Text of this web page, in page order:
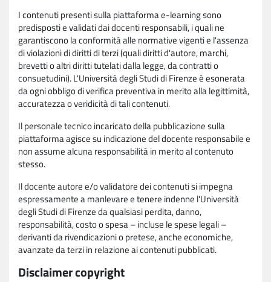
I contenuti presenti sulla piattaforma e-learning sono
predisposti e validati dai docenti responsabili, i quali ne
garantiscono la conformità alle normative vigenti e l'assenza
di violazioni di diritti di terzi (quali diritti d'autore, marchi,
brevetti o altri diritti tutelati dalla legge, da contratti o
consuetudini). L'Università degli Studi di Firenze è esonerata
da ogni obbligo di verifica preventiva in merito alla legittimità,
accuratezza o veridicità di tali contenuti.
Il personale tecnico incaricato della pubblicazione sulla
piattaforma agisce su indicazione del docente responsabile e
non assume alcuna responsabilità in merito al contenuto
stesso.
Il docente autore e/o validatore dei contenuti si impegna
espressamente a manlevare e tenere indenne l'Università
degli Studi di Firenze da qualsiasi perdita, danno,
responsabilità, costo o spesa – incluse le spese legali –
derivanti da rivendicazioni o pretese, anche economiche,
avanzate da terzi in relazione ai contenuti pubblicati.
Disclaimer copyright